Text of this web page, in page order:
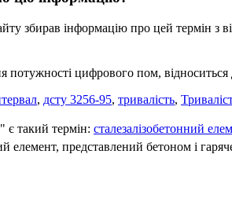
збирав інформацію про цей термін з
потужності цифрового пом, відноситься
, дсту 3256-95, тривалість,
є такий термін: сталезалізобетонний
елемент, представлений бетоном і